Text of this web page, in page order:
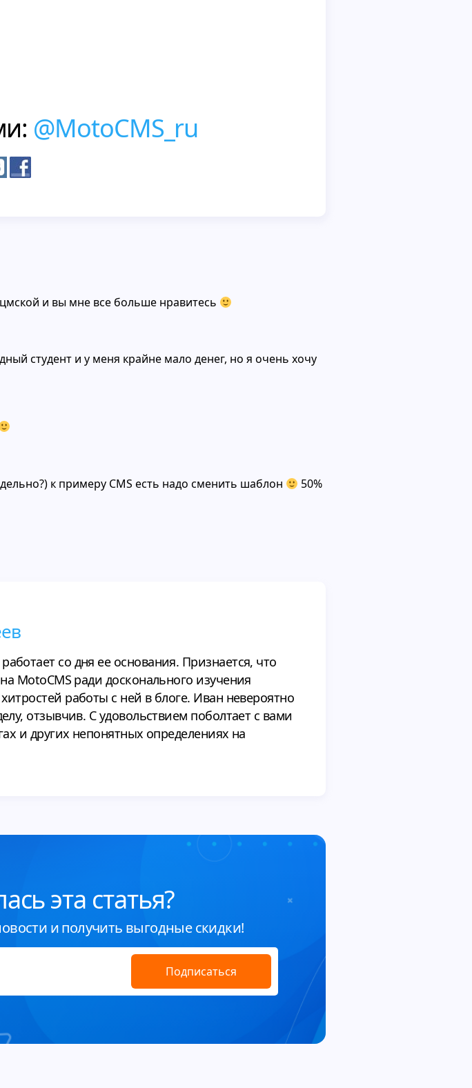
@MotoCMS_ru
и вы мне все больше нравитесь
студент и у меня крайне мало денег, но я очень хочу
к примеру CMS есть надо сменить шаблон 50%
со дня ее основания. Признается, что
MotoCMS ради досконального изучения
работы с ней в блоге. Иван невероятно
отзывчив. С удовольствием поболтает с вами
и других непонятных определениях на
эта статья?
и получить выгодные скидки!